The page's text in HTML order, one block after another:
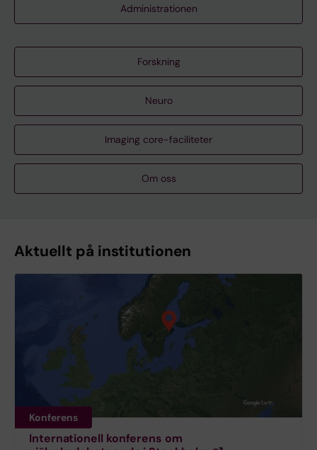
Administrationen
Forskning
Neuro
Imaging core-faciliteter
Om oss
Aktuellt på institutionen
Konferens
Internationell konferens om